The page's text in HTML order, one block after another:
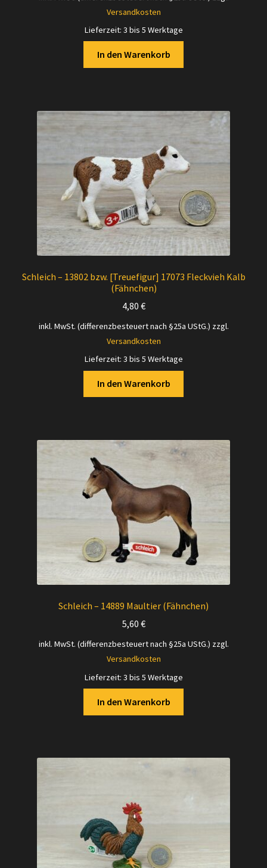
Versandkosten
Lieferzeit: 3 bis 5 Werktage
In den Warenkorb
Schleich – 13802 bzw. [Treuefigur] 17073 Fleckvieh Kalb
(Fähnchen)
4,80 €
inkl. MwSt. (differenzbesteuert nach §25a UStG.) zzgl.
Versandkosten
Lieferzeit: 3 bis 5 Werktage
In den Warenkorb
Schleich – 14889 Maultier (Fähnchen)
5,60 €
inkl. MwSt. (differenzbesteuert nach §25a UStG.) zzgl.
Versandkosten
Lieferzeit: 3 bis 5 Werktage
In den Warenkorb